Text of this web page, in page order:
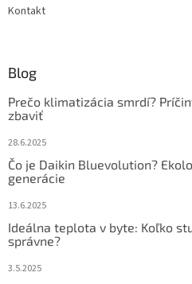
Kontakt
Blog
Prečo klimatizácia smrdí?
zbaviť
28.6.2025
Čo je Daikin Bluevolution?
generácie
13.6.2025
Ideálna teplota v byte: Koľko
správne?
3.5.2025